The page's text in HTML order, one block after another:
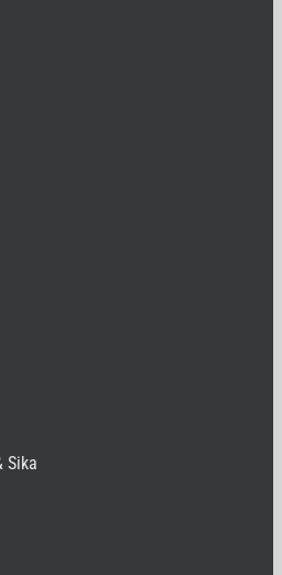
Sika